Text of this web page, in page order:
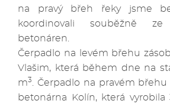
na pravý břeh řeky jsme
koordinovali souběžně
betonáren.
Čerpadlo na levém břehu
Vlašim, která během dne na
m3. Čerpadlo na pravém břehu
betonárna Kolín, která vyrobila